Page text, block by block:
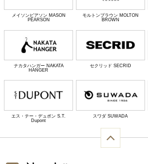
メイソンピアソン MASON
PEARSON
モルトンブラウン MOLTON
BROWN
ナカタハンガー NAKATA
HANGER
セクリッド SECRID
エス・テー・デュポン S.T.
Dupont
スワダ SUWADA